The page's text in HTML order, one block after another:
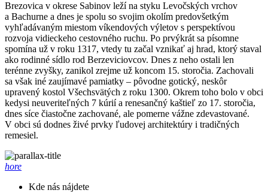
Brezovica v okrese Sabinov leží na styku Levočských vrchov
a Bachurne a dnes je spolu so svojim okolím predovšetkým
vyhľadávaným miestom víkendových výletov s perspektívou
rozvoja vidieckeho cestovného ruchu. Po prvýkrát sa písomne
spomína už v roku 1317, vtedy tu začal vznikať aj hrad, ktorý staval
ako rodinné sídlo rod Berzeviciovcov. Dnes z neho ostali len
terénne zvyšky, zanikol zrejme už koncom 15. storočia. Zachovali
sa však iné zaujímavé pamiatky – pôvodne gotický, neskôr
upravený kostol Všechsvätých z roku 1300. Okrem toho bolo v obci
kedysi neuveriteľných 7 kúrií a renesančný kaštieľ zo 17. storočia,
dnes síce čiastočne zachované, ale pomerne vážne zdevastované.
V obci sú dodnes živé prvky ľudovej architektúry i tradičných
remesiel.
hore
Kde nás nájdete